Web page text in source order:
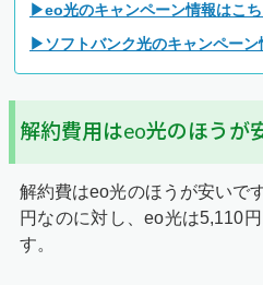
▶eo光のキャンペーン情報はこ
▶ソフトバンク光のキャンペーン
解約費用はeo光のほうが
解約費はeo光のほうが安いで
円なのに対し、eo光は5,110
す。